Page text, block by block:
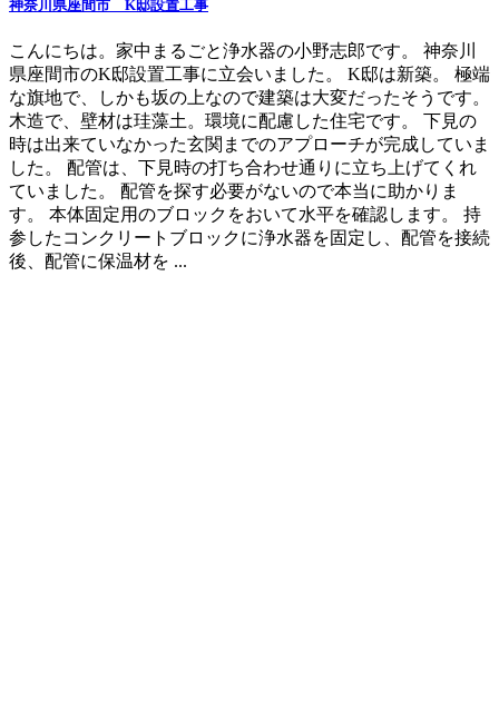
神奈川県座間市 K邸設置工事
こんにちは。家中まるごと浄水器の小野志郎です。 神奈川
県座間市のK邸設置工事に立会いました。 K邸は新築。 極端
な旗地で、しかも坂の上なので建築は大変だったそうです。
木造で、壁材は珪藻土。環境に配慮した住宅です。 下見の
時は出来ていなかった玄関までのアプローチが完成していま
した。 配管は、下見時の打ち合わせ通りに立ち上げてくれ
ていました。 配管を探す必要がないので本当に助かりま
す。 本体固定用のブロックをおいて水平を確認します。 持
参したコンクリートブロックに浄水器を固定し、配管を接続
後、配管に保温材を ...